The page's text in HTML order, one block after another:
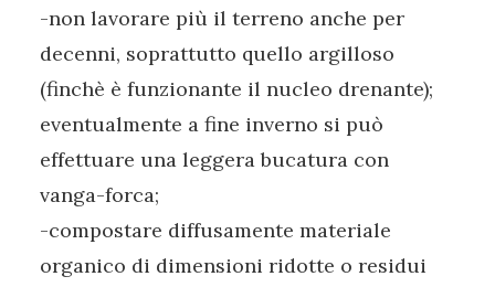
-non lavorare più il terreno anche per
decenni, soprattutto quello argilloso
(finchè è funzionante il nucleo drenante);
eventualmente a fine inverno si può
effettuare una leggera bucatura con
vanga-forca;
-compostare diffusamente materiale
organico di dimensioni ridotte o residui